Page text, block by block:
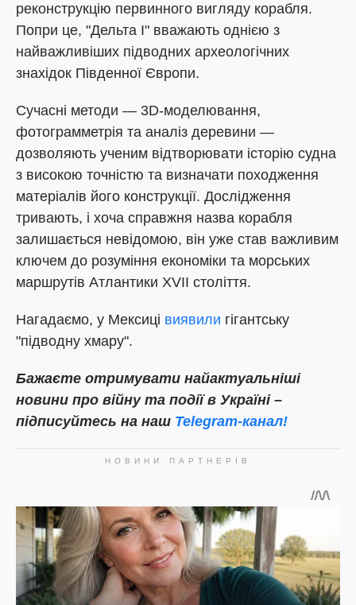
реконструкцію первинного вигляду корабля.
Попри це, "Дельта I" вважають однією з
найважливіших підводних археологічних
знахідок Південної Європи.
Сучасні методи — 3D-моделювання,
фотограмметрія та аналіз деревини —
дозволяють ученим відтворювати історію судна
з високою точністю та визначати походження
матеріалів його конструкції. Дослідження
тривають, і хоча справжня назва корабля
залишається невідомою, він уже став важливим
ключем до розуміння економіки та морських
маршрутів Атлантики XVII століття.
Нагадаємо, у Мексиці виявили гігантську
"підводну хмару".
Бажаєте отримувати найактуальніші
новини про війну та події в Україні –
підписуйтесь на наш Telegram-канал!